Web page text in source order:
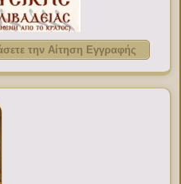
την Αίτηση Εγγραφής